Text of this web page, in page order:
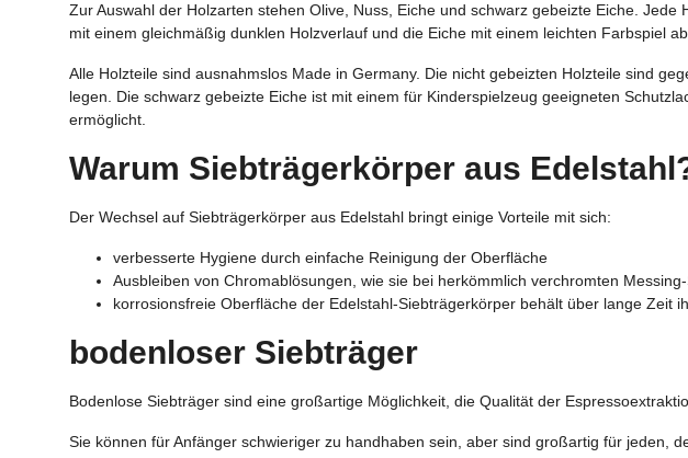
Zur Auswahl der Holzarten stehen Olive, Nuss, Eiche und schwarz gebeizte Eiche.
mit einem gleichmäßig dunklen Holzverlauf und die Eiche mit einem leichten Farbspiel
Alle Holzteile sind ausnahmslos Made in Germany. Die nicht gebeizten Holzteile sind
legen. Die schwarz gebeizte Eiche ist mit einem für Kinderspielzeug geeigneten
ermöglicht.
Warum Siebträgerkörper aus
Der Wechsel auf Siebträgerkörper aus Edelstahl bringt einige Vorteile mit sich:
verbesserte Hygiene durch einfache Reinigung der Oberfläche
Ausbleiben von Chromablösungen, wie sie bei herkömmlich verchromten
korrosionsfreie Oberfläche der Edelstahl-Siebträgerkörper behält über lange Zeit
bodenloser Siebträger
Bodenlose Siebträger sind eine großartige Möglichkeit, die Qualität der
Sie können für Anfänger schwieriger zu handhaben sein, aber sind großartig für jeden,